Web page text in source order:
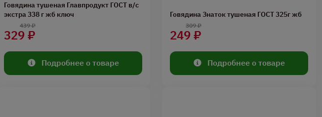
Говядина тушеная Главпродукт ГОСТ в/с
экстра 338 г жб ключ
329 ₽
439 ₽
Подробнее о товаре
Говядина Знаток тушеная ГОСТ 325г жб
249 ₽
309 ₽
Подробнее о товаре